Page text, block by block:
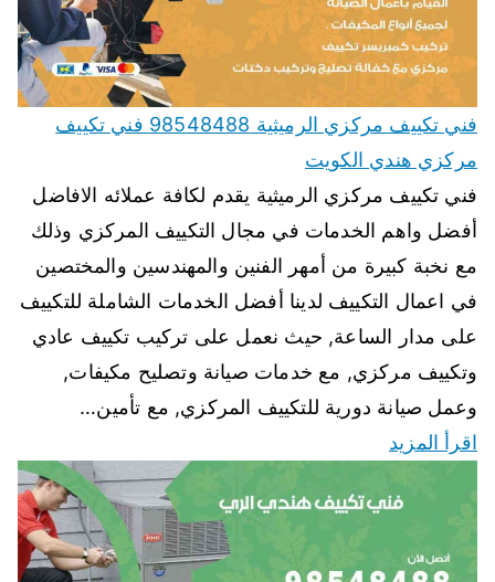
فني تكييف مركزي الرميثية 98548488 فني تكييف
مركزي هندي الكويت
فني تكييف مركزي الرميثية يقدم لكافة عملائه الافاضل
أفضل واهم الخدمات في مجال التكييف المركزي وذلك
مع نخبة كبيرة من أمهر الفنين والمهندسين والمختصين
في اعمال التكييف لدينا أفضل الخدمات الشاملة للتكييف
على مدار الساعة, حيث نعمل على تركيب تكييف عادي
وتكييف مركزي, مع خدمات صيانة وتصليح مكيفات,
وعمل صيانة دورية للتكييف المركزي, مع تأمين…
اقرأ المزيد